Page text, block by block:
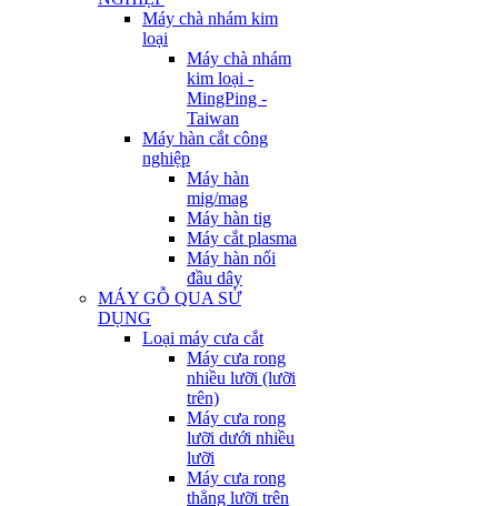
Máy chà nhám kim
loại
Máy chà nhám
kim loại -
MingPing -
Taiwan
Máy hàn cắt công
nghiệp
Máy hàn
mig/mag
Máy hàn tig
Máy cắt plasma
Máy hàn nối
đầu dây
MÁY GỖ QUA SỬ
DỤNG
Loại máy cưa cắt
Máy cưa rong
nhiều lưỡi (lưỡi
trên)
Máy cưa rong
lưỡi dưới nhiều
lưỡi
Máy cưa rong
thẳng lưỡi trên